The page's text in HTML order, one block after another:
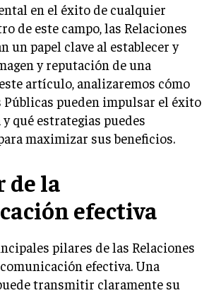
DE MARKETING
DE POSICIONAMIENTO WEB SEO
DE ENLACES
en el éxito de cualquier
de este campo, las Relaciones
un papel clave al establecer y
y reputación de una
artículo, analizaremos cómo
Públicas pueden impulsar el éxito
qué estrategias puedes
maximizar sus beneficios.
de la
efectiva
pilares de las Relaciones
efectiva. Una
transmitir claramente su